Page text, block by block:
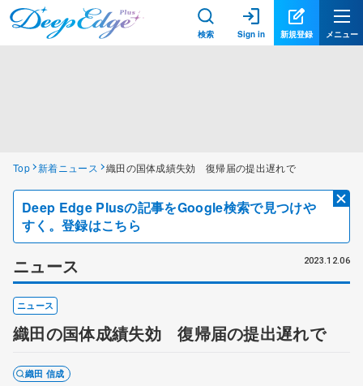
検索 Sign in 新規登録 メニュー
Top 新着ニュース 織田の国体成績失効 復帰届の提出遅れで
Deep Edge Plusの記事をGoogle検索で見つけや
すく。登録はこちら
ニュース 2023.12.06
ニュース
織田の国体成績失効 復帰届の提出遅れで
織田 信成